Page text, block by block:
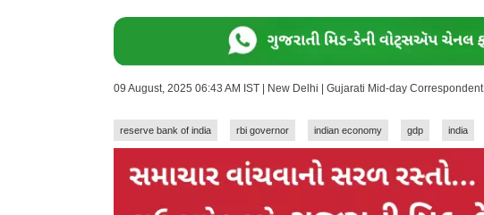
09 August, 2025 06:43 AM IST | New Delhi | Gujarati Mid-day Correspondent
reserve bank of india rbi governor indian economy gdp india